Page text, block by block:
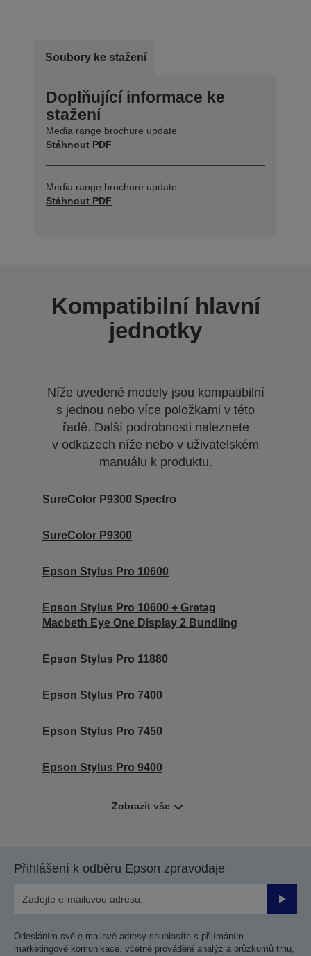
Soubory ke stažení
Doplňující informace ke
stažení
Media range brochure update
Stáhnout PDF
Media range brochure update
Stáhnout PDF
Kompatibilní hlavní
jednotky
Níže uvedené modely jsou kompatibilní
s jednou nebo více položkami v této
řadě. Další podrobnosti naleznete
v odkazech níže nebo v uživatelském
manuálu k produktu.
SureColor P9300 Spectro
SureColor P9300
Epson Stylus Pro 10600
Epson Stylus Pro 10600 + Gretag
Macbeth Eye One Display 2 Bundling
Epson Stylus Pro 11880
Epson Stylus Pro 7400
Epson Stylus Pro 7450
Epson Stylus Pro 9400
Zobrazit vše
Přihlášení k odběru Epson zpravodaje
Odesláním své e-mailové adresy souhlasíte s přijímáním
marketingové komunikace, včetně provádění analýz a průzkumů trhu,